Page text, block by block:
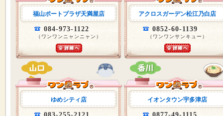
福山ポートプラザ天満屋店
084-973-1122
（ワンワンニャンニャン）
アクロスガーデン松江乃白店
0852-60-1139
（ワンワンサンキュー）
ゆめシティ店 イオンタウン宇多津店